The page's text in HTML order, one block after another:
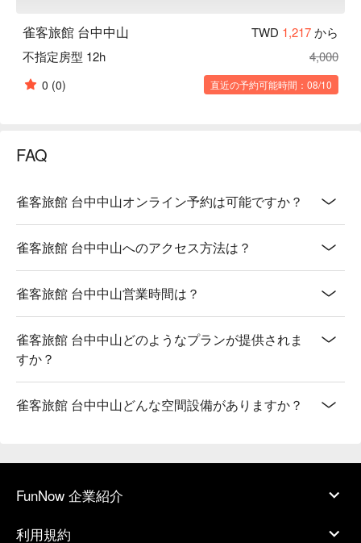
雀客旅館 台中中山 TWD 1,217から
不指定房型 12h
4,000
0 (0) 直近の予約可能時間：08/10
FAQ
雀客旅館 台中中山オンライン予約は可能ですか？
雀客旅館 台中中山へのアクセス方法は？
雀客旅館 台中中山営業時間は？
雀客旅館 台中中山どのようなプランが提供されま
すか？
雀客旅館 台中中山どんな空間設備がありますか？
FunNow 企業紹介
利用規約